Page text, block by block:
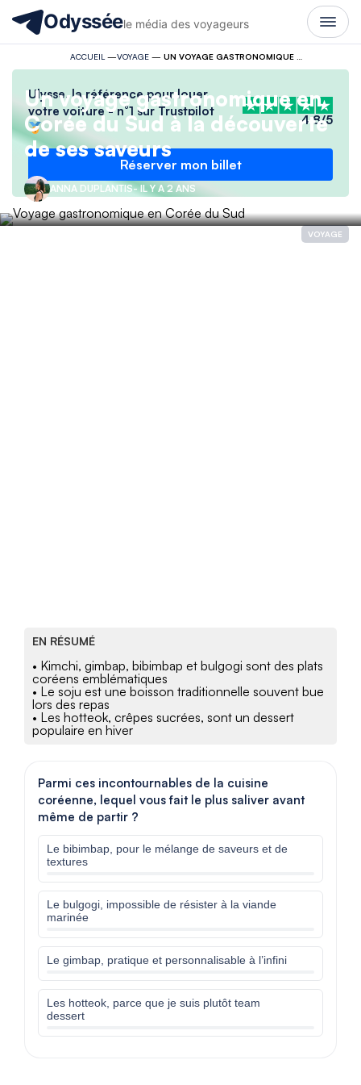
Odysséele média des voyageurs
ACCUEIL —VOYAGE—
Ulysse, la référence pour louer
votre voiture - n°1 sur Trustpilot
4.8/5
Réserver mon billet
VOYAGE
Un voyage gastronomique en
Corée du Sud à la découverte
de ses saveurs
ANNA DUPLANTIS- IL Y A 2 ANS
EN RÉSUMÉ
• Kimchi, gimbap, bibimbap et bulgogi sont des plats
coréens emblématiques
• Le soju est une boisson traditionnelle souvent bue
lors des repas
• Les hotteok, crêpes sucrées, sont un dessert
populaire en hiver
Parmi ces incontournables de la cuisine
coréenne, lequel vous fait le plus saliver avant
même de partir ?
Le bibimbap, pour le mélange de saveurs et de
textures
Le bulgogi, impossible de résister à la viande
marinée
Le gimbap, pratique et personnalisable à l’infini
Les hotteok, parce que je suis plutôt team
dessert